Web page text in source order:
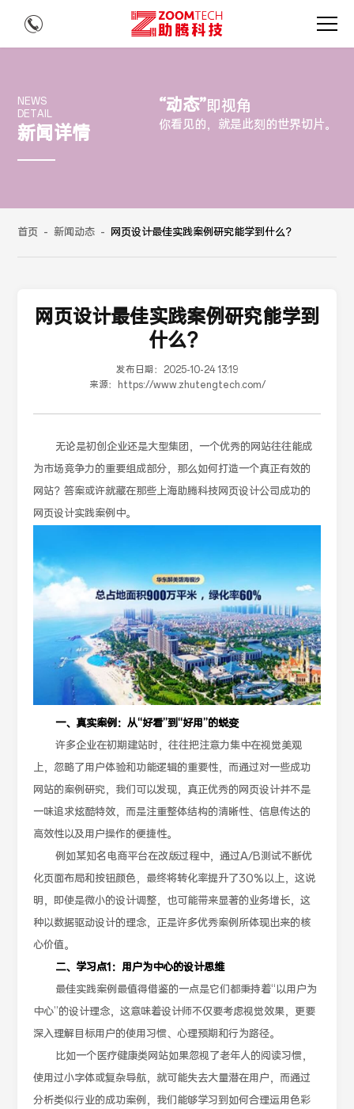
NEWS
DETAIL
新闻详情
“动态”即视角
你看见的，就是此刻的世界切片。
首页 - 新闻动态 - 网页设计最佳实践案例研究能学到什么？
网页设计最佳实践案例研究能学到
什么？
发布日期： 2025-10-24 13:19
来源：
https://www.zhutengtech.com/
无论是初创企业还是大型集团，一个优秀的网站往往能成
为市场竞争力的重要组成部分，那么如何打造一个真正有效的
网站？答案或许就藏在那些上海助腾科技网页设计公司成功的
网页设计实践案例中。
一、真实案例：从“好看”到“好用”的蜕变
许多企业在初期建站时，往往把注意力集中在视觉美观
上，忽略了用户体验和功能逻辑的重要性，而通过对一些成功
网站的案例研究，我们可以发现，真正优秀的网页设计并不是
一味追求炫酷特效，而是注重整体结构的清晰性、信息传达的
高效性以及用户操作的便捷性。
例如某知名电商平台在改版过程中，通过A/B测试不断优
化页面布局和按钮颜色，最终将转化率提升了30%以上，这说
明，即使是微小的设计调整，也可能带来显著的业务增长，这
种以数据驱动设计的理念，正是许多优秀案例所体现出来的核
心价值。
二、学习点1：用户为中心的设计思维
最佳实践案例最值得借鉴的一点是它们都秉持着“以用户为
中心”的设计理念，这意味着设计师不仅要考虑视觉效果，更要
深入理解目标用户的使用习惯、心理预期和行为路径。
比如一个医疗健康类网站如果忽视了老年人的阅读习惯，
使用过小字体或复杂导航，就可能失去大量潜在用户，而通过
分析类似行业的成功案例，我们能够学习到如何合理运用色彩